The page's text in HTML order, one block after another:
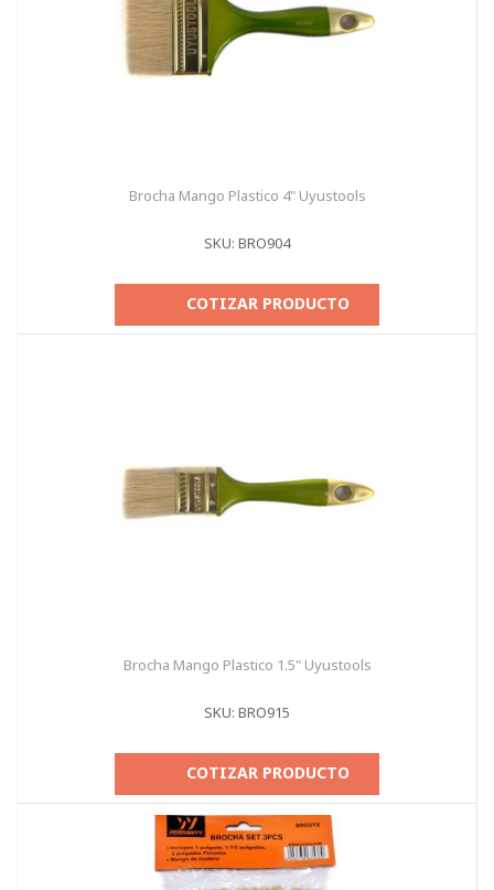
Brocha Mango Plastico 4" Uyustools
SKU: BRO904
COTIZAR PRODUCTO
Brocha Mango Plastico 1.5" Uyustools
SKU: BRO915
COTIZAR PRODUCTO